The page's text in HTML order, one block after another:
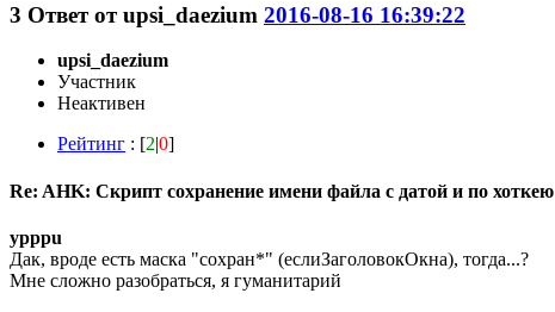
3 Ответ отupsi_daezium 2016-08-16 16:39:22
upsi_daezium
Участник
Неактивен
Рейтинг : [2|0]
Re: AHK: Скрипт сохранение имени файла с датой и по хоткею
ypppu
Дак, вроде есть маска "сохран*" (еслиЗаголовокОкна), тогда...?
Мне сложно разобраться, я гуманитарий